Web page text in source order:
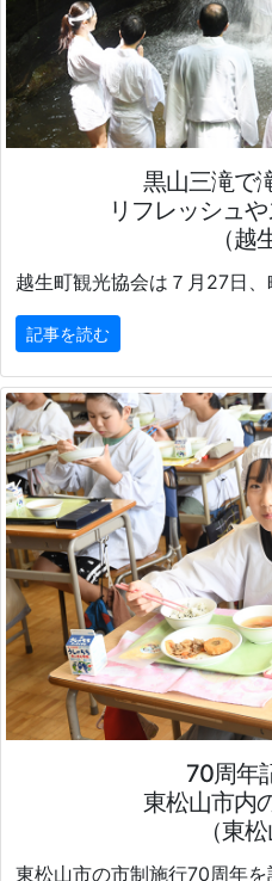
黒山三滝で
リフレッシュ
（越
記事を読む
70周年
東松山市内
（東